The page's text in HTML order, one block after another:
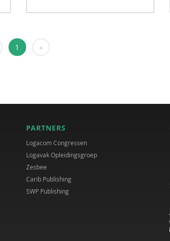
1 »
PARTNERS
Logacom Congressen
Logavak Opleidingsgroep
Zesbee
Carib Publishing
SWP Publishing